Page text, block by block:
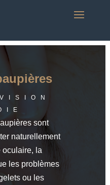
sont
naturellement
oculaire, la
les problèmes
ou les